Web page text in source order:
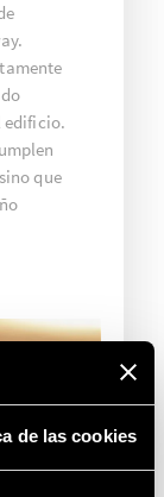
de las cookies
edificio.
que